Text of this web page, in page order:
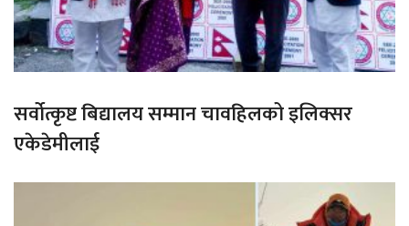
सर्वोत्कृष्ट बिद्यालय सम्मान चावहिलको इलिक्सर
एकेडेमीलाई